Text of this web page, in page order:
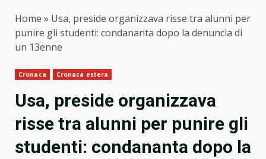
Home » Usa, preside organizzava risse tra alunni per
punire gli studenti: condananta dopo la denuncia di
un 13enne
Cronaca Cronaca estera
Usa, preside organizzava
risse tra alunni per punire gli
studenti: condananta dopo la